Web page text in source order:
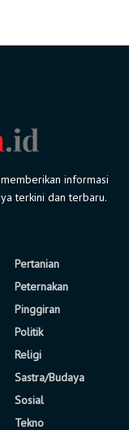
informasi
terkini dan terbaru.
Pertanian
Peternakan
Pinggiran
Politik
Religi
Sastra/Budaya
Sosial
Tekno